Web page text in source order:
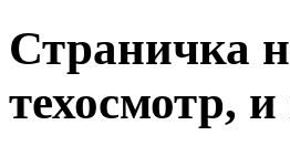
Страничка
техосмотр,